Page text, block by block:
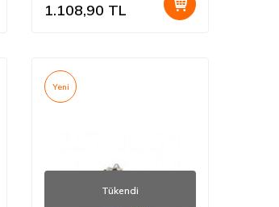
1.108,90 TL
Yeni
Tükendi